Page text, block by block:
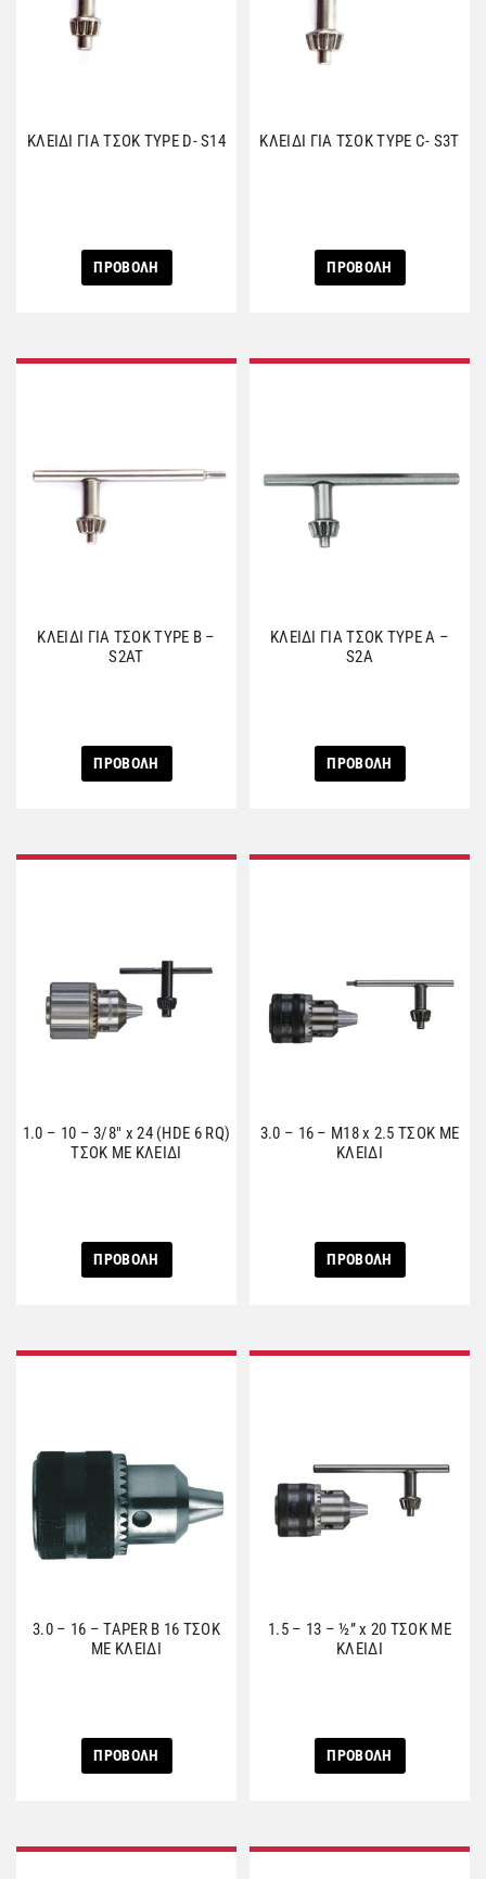
ΚΛΕΙΔΙ ΓΙΑ ΤΣΟΚ TYPE D- S14
ΠΡΟΒΟΛΗ
ΚΛΕΙΔΙ ΓΙΑ ΤΣΟΚ TYPE C- S3T
ΠΡΟΒΟΛΗ
ΚΛΕΙΔΙ ΓΙΑ ΤΣΟΚ TYPE B –
S2AT
ΠΡΟΒΟΛΗ
ΚΛΕΙΔΙ ΓΙΑ ΤΣΟΚ TYPE A –
S2A
ΠΡΟΒΟΛΗ
1.0 – 10 – 3/8″ x 24 (HDE 6 RQ)
ΤΣΟΚ ΜΕ ΚΛΕΙΔΙ
ΠΡΟΒΟΛΗ
3.0 – 16 – M18 x 2.5 ΤΣΟΚ ΜΕ
ΚΛΕΙΔΙ
ΠΡΟΒΟΛΗ
3.0 – 16 – TAPER B 16 ΤΣΟΚ
ΜΕ ΚΛΕΙΔΙ
ΠΡΟΒΟΛΗ
1.5 – 13 – ½” x 20 ΤΣΟΚ ΜΕ
ΚΛΕΙΔΙ
ΠΡΟΒΟΛΗ